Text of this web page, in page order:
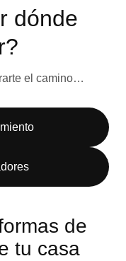
dónde
el camino…
de
tu casa